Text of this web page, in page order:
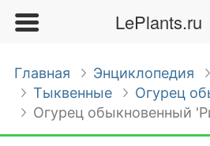
LePlants.ru
Главная Энциклопедия
Тыквенные
Огурец
Огурец обыкновенный